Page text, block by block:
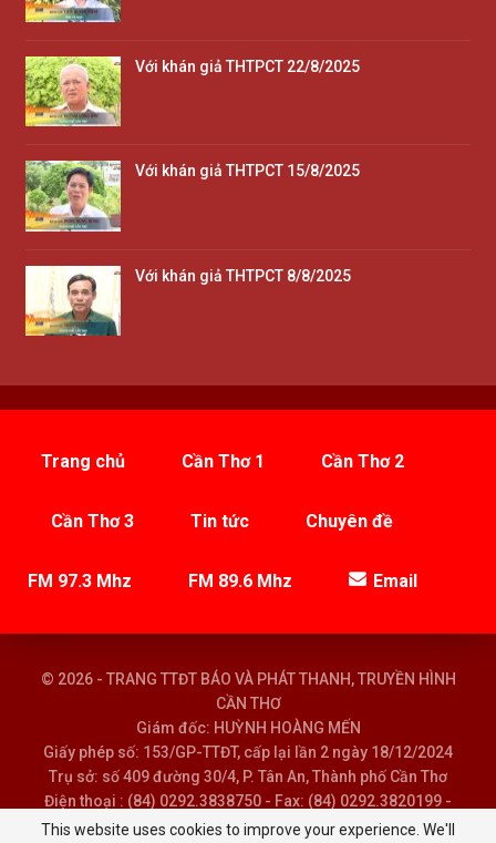
Với khán giả THTPCT 22/8/2025
Với khán giả THTPCT 15/8/2025
Với khán giả THTPCT 8/8/2025
Trang chủ Cần Thơ 1 Cần Thơ 2
Cần Thơ 3 Tin tức Chuyên đề
FM 97.3 Mhz FM 89.6 Mhz Email
© 2026 - TRANG TTĐT BÁO VÀ PHÁT THANH, TRUYỀN HÌNH
CẦN THƠ
Giám đốc: HUỲNH HOÀNG MẾN
Giấy phép số: 153/GP-TTĐT, cấp lại lần 2 ngày 18/12/2024
Trụ sở: số 409 đường 30/4, P. Tân An, Thành phố Cần Thơ
Điện thoại : (84) 0292.3838750 - Fax: (84) 0292.3820199 -
Email : baoptth@cantho.gov.vn
This website uses cookies to improve your experience. We'll